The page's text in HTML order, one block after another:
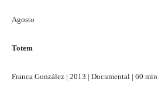
Agosto
Totem
Franca González | 2013 | Documental | 60 min